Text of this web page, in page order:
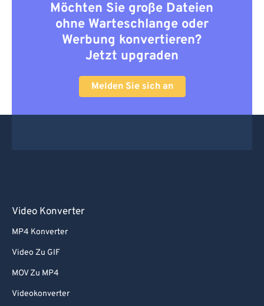
Möchten Sie große Dateien
ohne Warteschlange oder
Werbung konvertieren?
Jetzt upgraden
Melden Sie sich an
Video Konverter
MP4 Konverter
Video Zu GIF
MOV Zu MP4
Videokonverter